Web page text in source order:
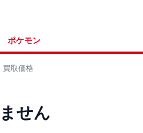
ポケモン
買取価格
せん